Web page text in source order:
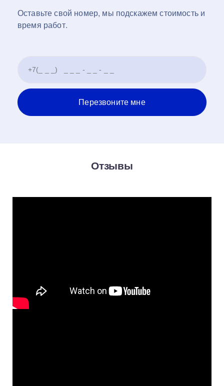
Оставьте свой номер, мы подскажем стоимость и
время работ.
Отзывы